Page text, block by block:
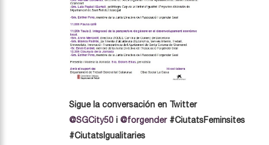
Sigue la conversación en Twitter
@SGCity50 i @forgender #CiutatsFeminsites
#CiutatsIgualitaries